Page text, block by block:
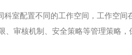
室配置不同的工作空间，工作空
、审核机制、安全策略等管理策略